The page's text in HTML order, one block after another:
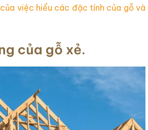
việc hiểu các đặc tính của gỗ và
của gỗ xẻ.